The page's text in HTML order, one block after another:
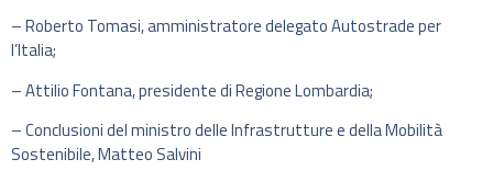
– Roberto Tomasi, amministratore delegato Autostrade per
l’Italia;
– Attilio Fontana, presidente di Regione Lombardia;
– Conclusioni del ministro delle Infrastrutture e della Mobilità
Sostenibile, Matteo Salvini